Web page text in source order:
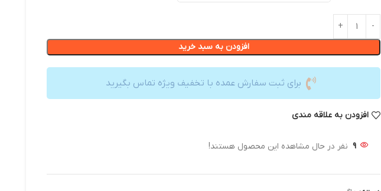
افزودن به سبد خرید
برای ثبت سفارش عمده با تخفیف ویژه تماس بگیرید
افزودن به علاقه مندی
9 نفر در حال مشاهده این محصول هستند!